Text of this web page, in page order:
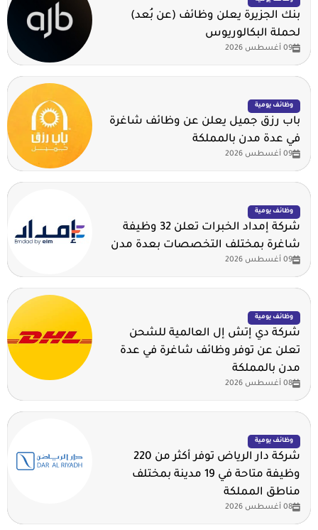
بنك الجزيرة يعلن وظائف (عن بُعد)
لحملة البكالوريوس
09 أغسطس 2026
وظائف يومية
باب رزق جميل يعلن عن وظائف شاغرة
في عدة مدن بالمملكة
09 أغسطس 2026
وظائف يومية
شركة إمداد الخبرات تعلن 32 وظيفة
شاغرة بمختلف التخصصات بعدة مدن
09 أغسطس 2026
وظائف يومية
شركة دي إتش إل العالمية للشحن
تعلن عن توفر وظائف شاغرة في عدة
مدن بالمملكة
08 أغسطس 2026
وظائف يومية
شركة دار الرياض توفر أكثر من 220
وظيفة متاحة في 19 مدينة بمختلف
مناطق المملكة
08 أغسطس 2026